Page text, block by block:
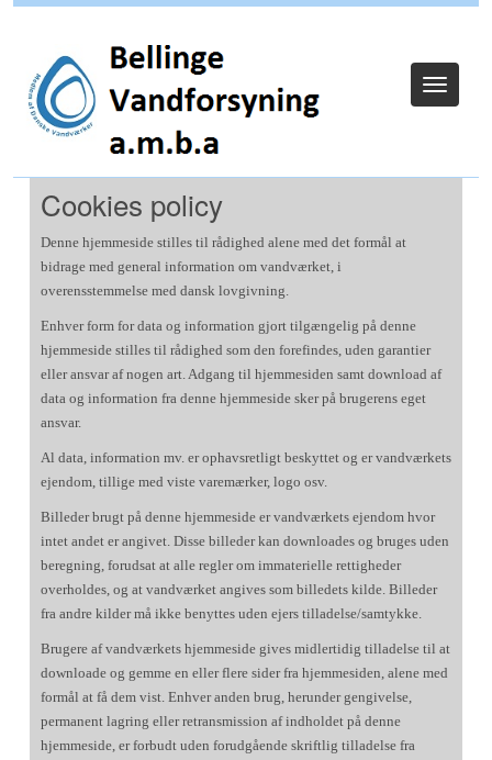
Toggle
Cookies policy
Denne hjemmeside stilles til rådighed alene med det formål at
bidrage med general information om vandværket, i
overensstemmelse med dansk lovgivning.
Enhver form for data og information gjort tilgængelig på denne
hjemmeside stilles til rådighed som den forefindes, uden garantier
eller ansvar af nogen art. Adgang til hjemmesiden samt download af
data og information fra denne hjemmeside sker på brugerens eget
ansvar.
Al data, information mv. er ophavsretligt beskyttet og er vandværkets
ejendom, tillige med viste varemærker, logo osv.
Billeder brugt på denne hjemmeside er vandværkets ejendom hvor
intet andet er angivet. Disse billeder kan downloades og bruges uden
beregning, forudsat at alle regler om immaterielle rettigheder
overholdes, og at vandværket angives som billedets kilde. Billeder
fra andre kilder må ikke benyttes uden ejers tilladelse/samtykke.
Brugere af vandværkets hjemmeside gives midlertidig tilladelse til at
downloade og gemme en eller flere sider fra hjemmesiden, alene med
formål at få dem vist. Enhver anden brug, herunder gengivelse,
permanent lagring eller retransmission af indholdet på denne
hjemmeside, er forbudt uden forudgående skriftlig tilladelse fra